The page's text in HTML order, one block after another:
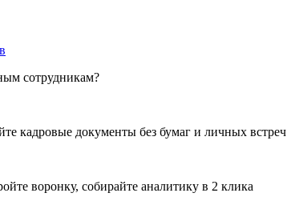
сотрудникам?
кадровые документы без бумаг и личных встреч
воронку, собирайте аналитику в 2 клика